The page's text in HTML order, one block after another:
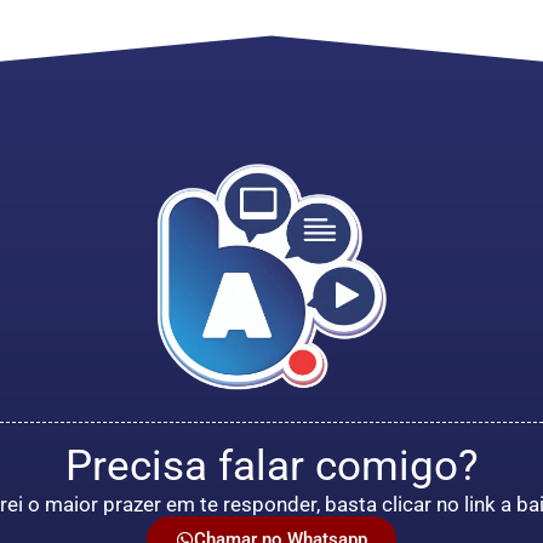
Precisa falar comigo?
o maior prazer em te responder, basta clicar no link a